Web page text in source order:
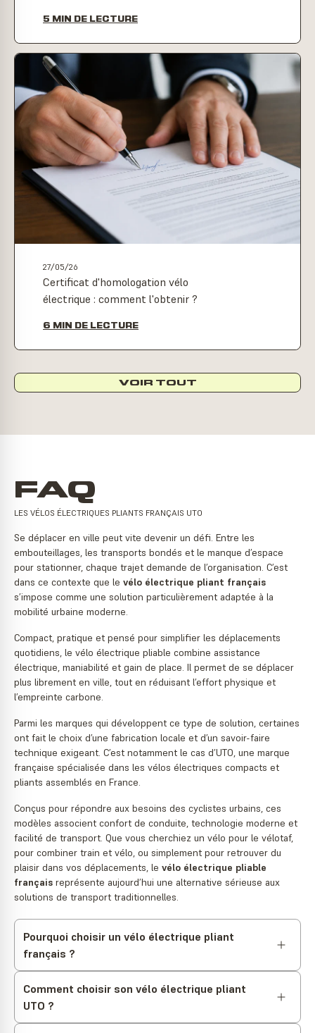
5 MIN DE LECTURE
27/05/26
Certificat d'homologation vélo
électrique : comment l'obtenir ?
6 MIN DE LECTURE
VOIR TOUT
FAQ
LES VÉLOS ÉLECTRIQUES PLIANTS FRANÇAIS UTO
Se déplacer en ville peut vite devenir un défi. Entre les
embouteillages, les transports bondés et le manque d’espace
pour stationner, chaque trajet demande de l’organisation. C’est
dans ce contexte que le vélo électrique pliant français
s’impose comme une solution particulièrement adaptée à la
mobilité urbaine moderne.
Compact, pratique et pensé pour simplifier les déplacements
quotidiens, le vélo électrique pliable combine assistance
électrique, maniabilité et gain de place. Il permet de se déplacer
plus librement en ville, tout en réduisant l’effort physique et
l’empreinte carbone.
Parmi les marques qui développent ce type de solution, certaines
ont fait le choix d’une fabrication locale et d’un savoir-faire
technique exigeant. C’est notamment le cas d’UTO, une marque
française spécialisée dans les vélos électriques compacts et
pliants assemblés en France.
Conçus pour répondre aux besoins des cyclistes urbains, ces
modèles associent confort de conduite, technologie moderne et
facilité de transport. Que vous cherchiez un vélo pour le vélotaf,
pour combiner train et vélo, ou simplement pour retrouver du
plaisir dans vos déplacements, le vélo électrique pliable
français représente aujourd’hui une alternative sérieuse aux
solutions de transport traditionnelles.
Pourquoi choisir un vélo électrique pliant
français ?
Comment choisir son vélo électrique pliant
UTO ?